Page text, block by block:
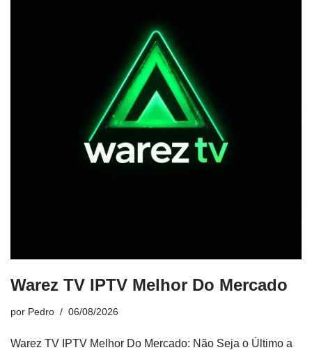
Warez TV IPTV Melhor Do Mercado
por Pedro 06/08/2026
Warez TV IPTV Melhor Do Mercado: Não Seja o Último a